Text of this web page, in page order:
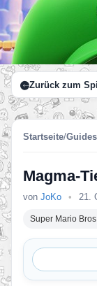
Zurück zum
Startseite/Guides
Magma-
von JoKo • 21.
Super Mario